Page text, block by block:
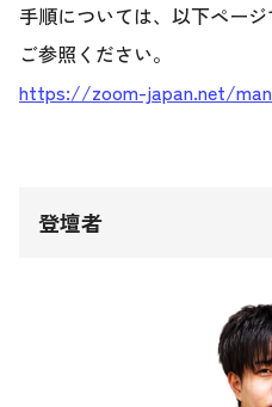
手順については、以下ペー
ご参照ください。
https://zoom-japan.net/
登壇者